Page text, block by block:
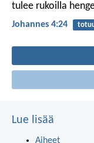
tulee rukoilla
Johannes 4:24
Lue lisää
Aiheet